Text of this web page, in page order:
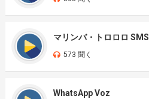
マリンバ・トロロロ SMS
573 聞く
WhatsApp Voz